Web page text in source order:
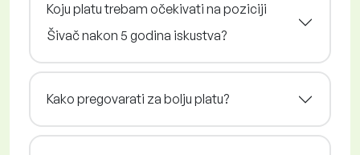
Koju platu trebam očekivati na poziciji
Šivač nakon 5 godina iskustva?
Kako pregovarati za bolju platu?